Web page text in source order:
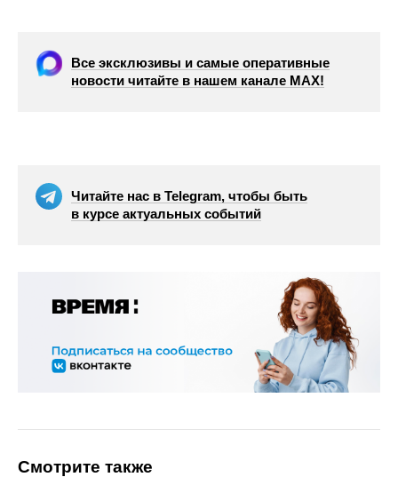
Все эксклюзивы и самые оперативные
новости читайте в нашем канале МАХ!
Читайте нас в Telegram, чтобы быть
в курсе актуальных событий
Смотрите также